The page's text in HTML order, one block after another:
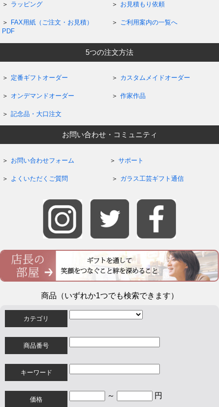
ラッピング お見積もり依頼
FAX用紙（ご注文・お見積）
PDF
ご利用案内の一覧へ
5つの注文方法
定番ギフトオーダー カスタムメイドオーダー
オンデマンドオーダー 作家作品
記念品・大口注文
お問い合わせ・コミュニティ
お問い合わせフォーム サポート
よくいただくご質問 ガラス工芸ギフト通信
商品（いずれか1つでも検索できます）
カテゴリ
商品番号
キーワード
価格 ～ 円